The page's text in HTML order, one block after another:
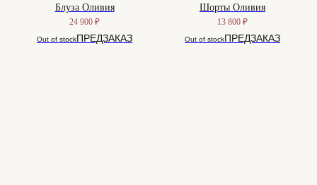
Блуза Оливия
24 900 ₽
Out of stock
Шорты Оливия
13 800 ₽
Out of stock